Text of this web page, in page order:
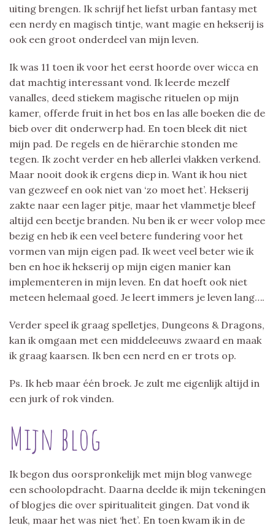
uiting brengen. Ik schrijf het liefst urban fantasy met
een nerdy en magisch tintje, want magie en hekserij is
ook een groot onderdeel van mijn leven.
Ik was 11 toen ik voor het eerst hoorde over wicca en
dat machtig interessant vond. Ik leerde mezelf
vanalles, deed stiekem magische rituelen op mijn
kamer, offerde fruit in het bos en las alle boeken die de
bieb over dit onderwerp had. En toen bleek dit niet
mijn pad. De regels en de hiërarchie stonden me
tegen. Ik zocht verder en heb allerlei vlakken verkend.
Maar nooit dook ik ergens diep in. Want ik hou niet
van gezweef en ook niet van ‘zo moet het’. Hekserij
zakte naar een lager pitje, maar het vlammetje bleef
altijd een beetje branden. Nu ben ik er weer volop mee
bezig en heb ik een veel betere fundering voor het
vormen van mijn eigen pad. Ik weet veel beter wie ik
ben en hoe ik hekserij op mijn eigen manier kan
implementeren in mijn leven. En dat hoeft ook niet
meteen helemaal goed. Je leert immers je leven lang….
Verder speel ik graag spelletjes, Dungeons & Dragons,
kan ik omgaan met een middeleeuws zwaard en maak
ik graag kaarsen. Ik ben een nerd en er trots op.
Ps. Ik heb maar één broek. Je zult me eigenlijk altijd in
een jurk of rok vinden.
Mijn blog
Ik begon dus oorspronkelijk met mijn blog vanwege
een schoolopdracht. Daarna deelde ik mijn tekeningen
of blogjes die over spiritualiteit gingen. Dat vond ik
leuk, maar het was niet ‘het’. En toen kwam ik in de